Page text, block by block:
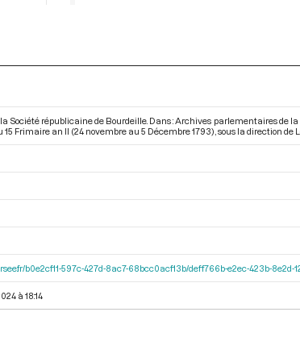
la Société républicaine de Bourdeille. Dans : Archives parlementaires de
15 Frimaire an II (24 novembre au 5 Décembre 1793) , sous la direction de
b0e2cf11-597c-427d-8ac7-68bcc0acf13b/deff766b-e2ec-423b-
à 18:14